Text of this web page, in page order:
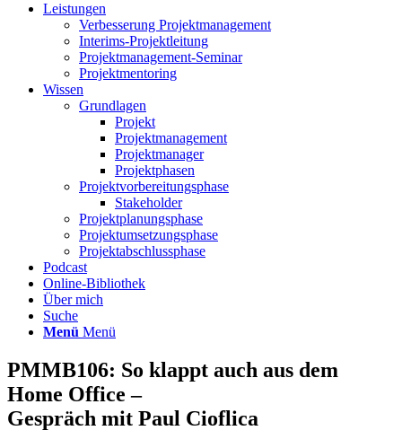
Leistungen
Verbesserung Projektmanagement
Interims-Projektleitung
Projektmanagement-Seminar
Projektmentoring
Wissen
Grundlagen
Projekt
Projektmanagement
Projektmanager
Projektphasen
Projektvorbereitungsphase
Stakeholder
Projektplanungsphase
Projektumsetzungsphase
Projektabschlussphase
Podcast
Online-Bibliothek
Über mich
Suche
Menü Menü
PMMB106: So klappt auch aus dem
Home Office –
Gespräch mit Paul Cioflica